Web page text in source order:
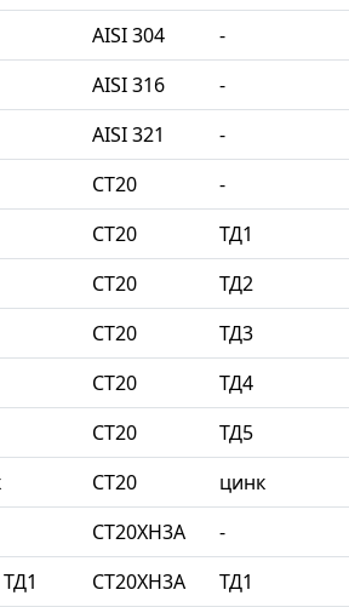
AISI 304 -
AISI 316 -
AISI 321 -
СТ20 -
СТ20 ТД1
СТ20 ТД2
СТ20 ТД3
СТ20 ТД4
СТ20 ТД5
СТ20 цинк
СТ20ХН3А -
СТ20ХН3А ТД1